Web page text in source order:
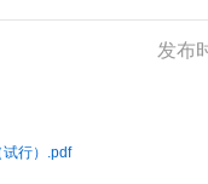
发布
行）.pdf